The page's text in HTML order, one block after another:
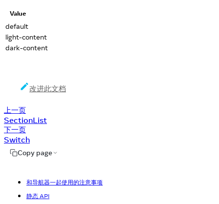
Value
default
light-content
dark-content
改进此文档
上一页
SectionList
下一页
Switch
Copy page
和导航器一起使用的注意事项
静态 API